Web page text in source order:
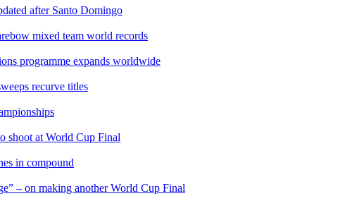
after Santo Domingo
mixed team world records
programme expands worldwide
recurve titles
shoot at World Cup Final
in compound
– on making another World Cup Final